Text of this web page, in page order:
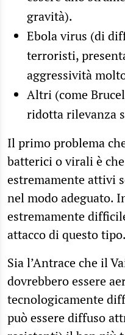
gravità).
Ebola virus (di
terroristi,
aggressività
Altri (come
ridotta rilevanza
Il primo problema
batterici o virali è
estremamente attivi
nel modo adeguato.
estremamente
attacco di questo tipo.
Sia l’Antrace che il
dovrebbero essere
tecnologicamente
può essere diffuso